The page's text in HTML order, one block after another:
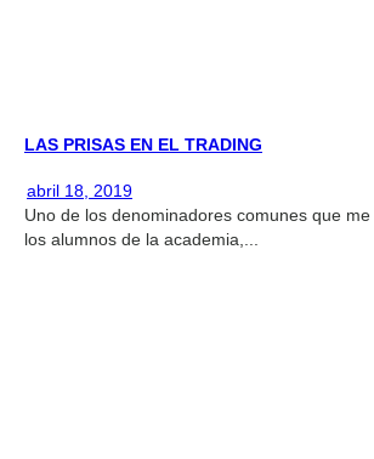
LAS PRISAS EN EL TRADING
abril 18, 2019
Uno de los denominadores comunes que
los alumnos de la academia,...